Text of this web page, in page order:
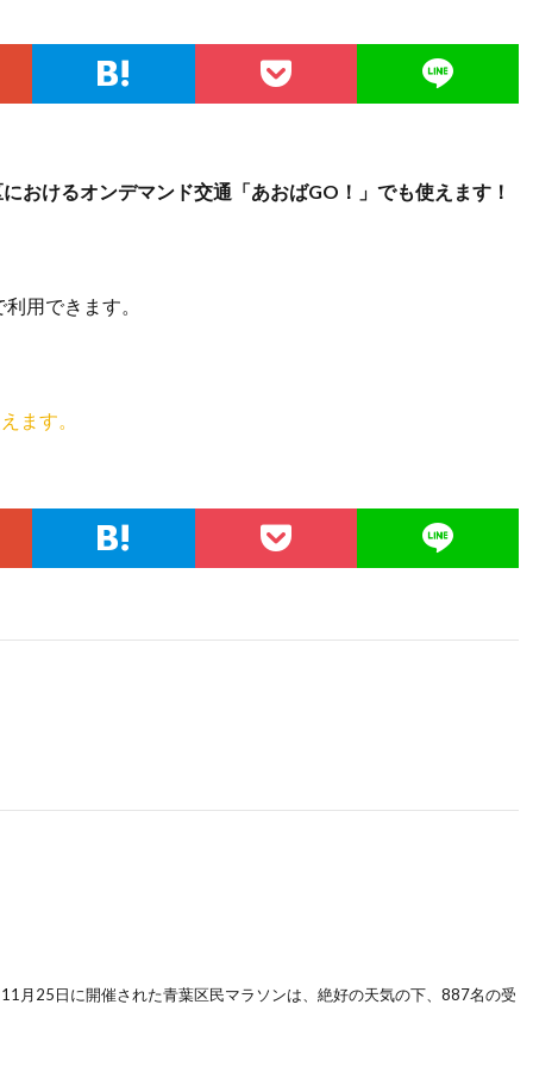
おけるオンデマンド交通「あおばGO！」でも使えます！
用できます。
ます。
月25日に開催された青葉区民マラソンは、絶好の天気の下、887名の受